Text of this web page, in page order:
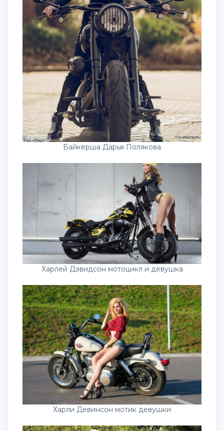
Байкерша Дарья Полякова
Харлей Дэвидсон мотоцикл и девушка
Харли Девинсон мотик девушки